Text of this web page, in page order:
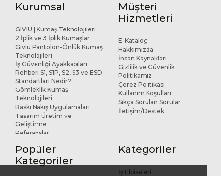
Kurumsal
GIVIU | Kumaş Teknolojileri
2 İplik ve 3 İplik Kumaşlar
Giviu Pantolon-Önlük Kumaş
Teknolojileri
İş Güvenliği Ayakkabıları
Rehberi S1, S1P, S2, S3 ve ESD
Standartları Nedir?
Gömleklik Kumaş
Teknolojileri
Baskı Nakış Uygulamaları
Tasarım Üretim ve
Geliştirme
Referanslar
Müşteri
Hizmetleri
E-Katalog
Hakkımızda
İnsan Kaynakları
Gizlilik ve Güvenlik
Politikamız
Çerez Politikası
Kullanım Koşulları
Sıkça Sorulan Sorular
İletişim/Destek
Popüler
Kategoriler
Kategoriler
İş Elbiseleri